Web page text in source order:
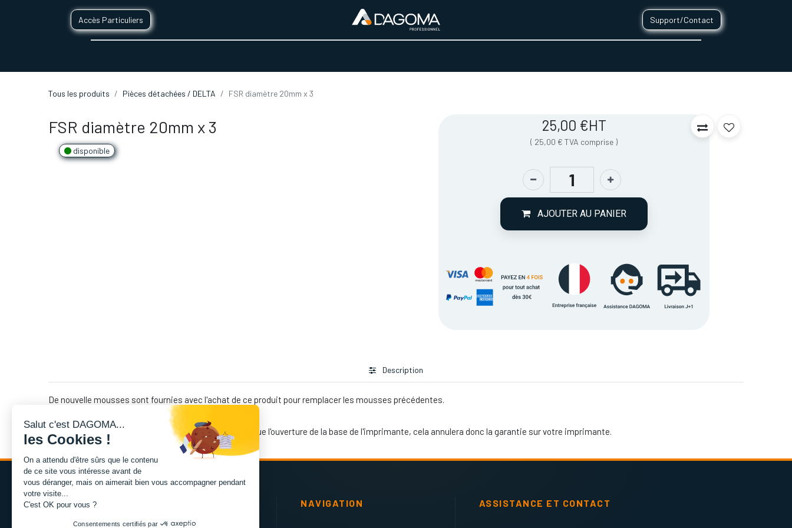
Accès Particuliers Support/Contact
Tous les produits Pièces détachées / DELTA FSR diamètre 20mm x 3
FSR diamètre 20mm x 3
disponible
25,00 €HT
( 25,00 € TVA comprise )
AJOUTER AU PANIER
Description
De nouvelle mousses sont fournies avec l'achat de ce produit pour remplacer les mousses précédentes.
ATTENTION, le remplacement de ce composant implique l'ouverture de la base de l'imprimante, cela annulera donc la garantie sur votre imprimante.
NAVIGATION ASSISTANCE ET CONTACT
Salut c'est DAGOMA...
les Cookies !
On a attendu d'être sûrs que le contenu
de ce site vous intéresse avant de
vous déranger, mais on aimerait bien vous accompagner pendant
votre visite...
C'est OK pour vous ?
Consentements certifiés par